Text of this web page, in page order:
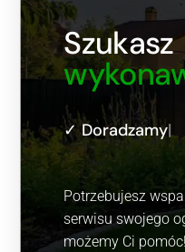
Szukasz
✓ Dora|
Potrzebujesz
serwisu swojego
możemy Ci pomóc!